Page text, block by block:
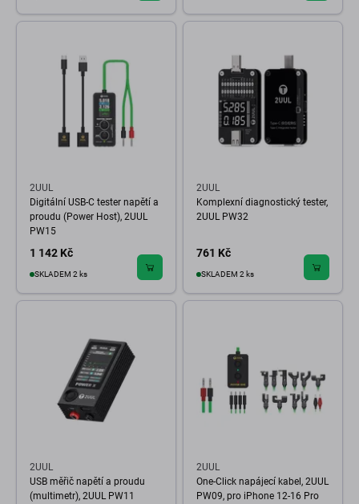
2UUL
Digitální USB-C tester napětí a
proudu (Power Host), 2UUL
PW15
1 142 Kč
SKLADEM 2 ks
2UUL
Komplexní diagnostický tester,
2UUL PW32
761 Kč
SKLADEM 2 ks
2UUL
USB měřič napětí a proudu
(multimetr), 2UUL PW11
2UUL
One-Click napájecí kabel, 2UUL
PW09, pro iPhone 12-16 Pro